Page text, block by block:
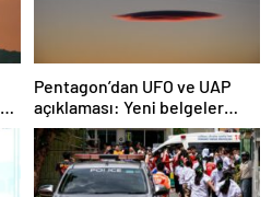
Pentagon’dan UFO ve UAP
açıklaması: Yeni belgeler
kamuoyuyla paylaşıldı